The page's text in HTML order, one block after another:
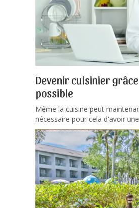
Devenir cuisinier
possible
Même la cuisine peut
nécessaire pour cela d'avoir